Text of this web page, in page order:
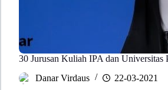
30 Jurusan Kuliah IPA dan Universitas
Danar Virdaus
22-03-2021